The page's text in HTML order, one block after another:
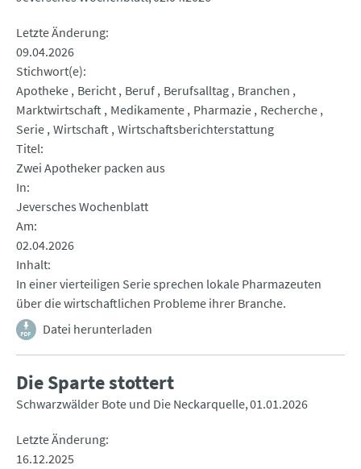
Letzte Änderung
09.04.2026
Stichwort(e)
Apotheke Bericht Beruf Berufsalltag Branchen
Marktwirtschaft Medikamente Pharmazie Recherche
Serie Wirtschaft Wirtschaftsberichterstattung
Titel
Zwei Apotheker packen aus
In
Jeversches Wochenblatt
Am
02.04.2026
Inhalt
In einer vierteiligen Serie sprechen lokale Pharmazeuten
über die wirtschaftlichen Probleme ihrer Branche.
Datei herunterladen
Die Sparte stottert
Schwarzwälder Bote und Die Neckarquelle 01.01.2026
Letzte Änderung
16.12.2025